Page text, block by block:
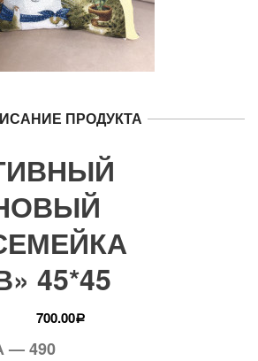
ПРОДУКТА
45*45
700.00Р
— 490